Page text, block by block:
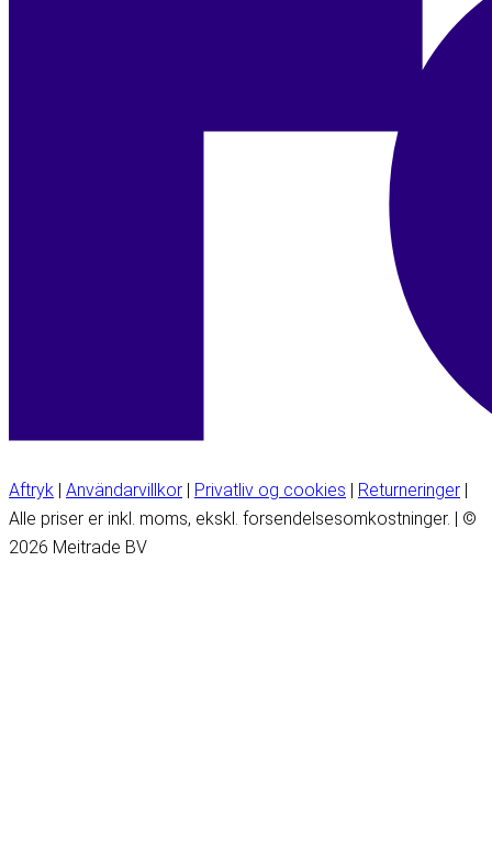
Aftryk | Användarvillkor | Privatliv og cookies | Returneringer |
Alle priser er inkl. moms, ekskl. forsendelsesomkostninger. | ©
2026 Meitrade BV